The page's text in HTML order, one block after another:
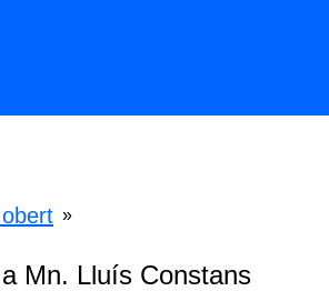
»
Mn. Lluís Constans